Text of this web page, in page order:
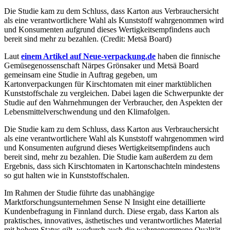
Die Studie kam zu dem Schluss, dass Karton aus Verbrauchersicht
als eine verantwortlichere Wahl als Kunststoff wahrgenommen wird
und Konsumenten aufgrund dieses Wertigkeitsempfindens auch
bereit sind mehr zu bezahlen. (Credit: Metsä Board)
Laut einem Artikel auf Neue-verpackung.de haben die finnische
Gemüsegenossenschaft Närpes Grönsaker und Metsä Board
gemeinsam eine Studie in Auftrag gegeben, um
Kartonverpackungen für Kirschtomaten mit einer marktüblichen
Kunststoffschale zu vergleichen. Dabei lagen die Schwerpunkte der
Studie auf den Wahrnehmungen der Verbraucher, den Aspekten der
Lebensmittelverschwendung und den Klimafolgen.
Die Studie kam zu dem Schluss, dass Karton aus Verbrauchersicht
als eine verantwortlichere Wahl als Kunststoff wahrgenommen wird
und Konsumenten aufgrund dieses Wertigkeitsempfindens auch
bereit sind, mehr zu bezahlen. Die Studie kam außerdem zu dem
Ergebnis, dass sich Kirschtomaten in Kartonschachteln mindestens
so gut halten wie in Kunststoffschalen.
Im Rahmen der Studie führte das unabhängige
Marktforschungsunternehmen Sense N Insight eine detaillierte
Kundenbefragung in Finnland durch. Diese ergab, dass Karton als
praktisches, innovatives, ästhetisches und verantwortliches Material